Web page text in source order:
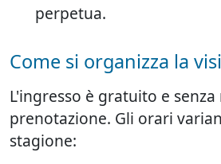
perpetua.
Come si organizza la
L'ingresso è gratuito e senza
prenotazione. Gli orari
stagione: